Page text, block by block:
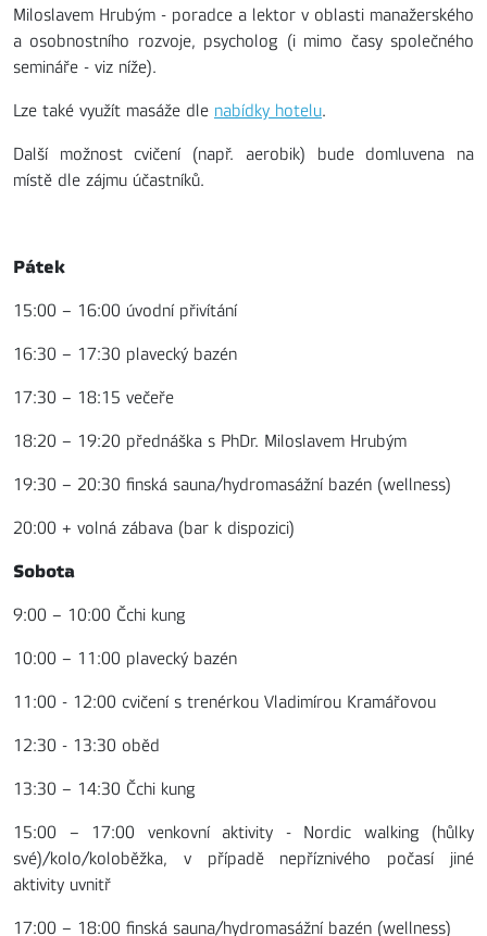
Miloslavem Hrubým - poradce a lektor v oblasti manažerského
a osobnostního rozvoje, psycholog (i mimo časy společného
semináře - viz níže).
Lze také využít masáže dle nabídky hotelu.
Další možnost cvičení (např. aerobik) bude domluvena na
místě dle zájmu účastníků.
Pátek
15:00 – 16:00 úvodní přivítání
16:30 – 17:30 plavecký bazén
17:30 – 18:15 večeře
18:20 – 19:20 přednáška s PhDr. Miloslavem Hrubým
19:30 – 20:30 finská sauna/hydromasážní bazén (wellness)
20:00 + volná zábava (bar k dispozici)
Sobota
9:00 – 10:00 Čchi kung
10:00 – 11:00 plavecký bazén
11:00 - 12:00 cvičení s trenérkou Vladimírou Kramářovou
12:30 - 13:30 oběd
13:30 – 14:30 Čchi kung
15:00 – 17:00 venkovní aktivity - Nordic walking (hůlky
své)/kolo/koloběžka, v případě nepříznivého počasí jiné
aktivity uvnitř
17:00 – 18:00 finská sauna/hydromasážní bazén (wellness)